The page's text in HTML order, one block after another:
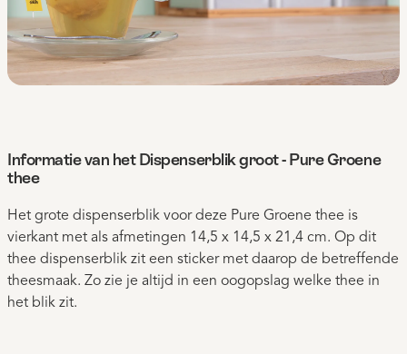
Informatie van het Dispenserblik groot - Pure Groene
thee
Het grote dispenserblik voor deze Pure Groene thee is
vierkant met als afmetingen 14,5 x 14,5 x 21,4 cm. Op dit
thee dispenserblik zit een sticker met daarop de betreffende
theesmaak. Zo zie je altijd in een oogopslag welke thee in
het blik zit.